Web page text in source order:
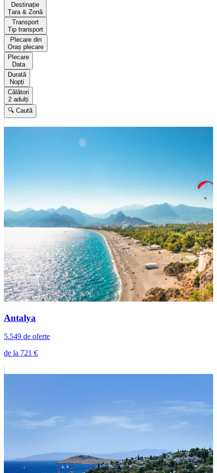
Destinație
Țara & Zonă
Transport
Tip transport
Plecare din
Oraș plecare
Plecare
Data
Durată
Nopți
Călători
2 adulți
🔍 Caută
Antalya
5.549 de oferte
de la 721 €